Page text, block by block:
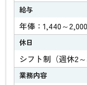
給与
年俸：1,440～
休日
シフト制（週休2～
業務内容